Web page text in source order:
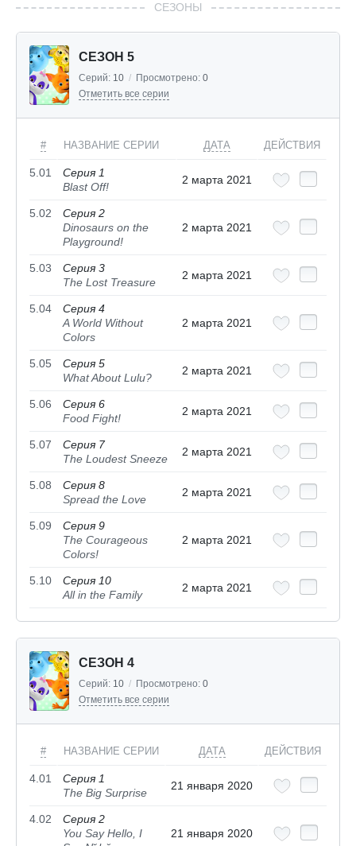
СЕЗОНЫ
СЕЗОН 5
Серий: 10 / Просмотрено: 0
Отметить все серии
# НАЗВАНИЕ СЕРИИ ДАТА ДЕЙСТВИЯ
5.01
Серия 1
Blast Off!
2 марта 2021
5.02
Серия 2
Dinosaurs on the
Playground!
2 марта 2021
5.03
Серия 3
The Lost Treasure
2 марта 2021
5.04
Серия 4
A World Without
Colors
2 марта 2021
5.05
Серия 5
What About Lulu?
2 марта 2021
5.06
Серия 6
Food Fight!
2 марта 2021
5.07
Серия 7
The Loudest Sneeze
2 марта 2021
5.08
Серия 8
Spread the Love
2 марта 2021
5.09
Серия 9
The Courageous
Colors!
2 марта 2021
5.10
Серия 10
All in the Family
2 марта 2021
СЕЗОН 4
Серий: 10 / Просмотрено: 0
Отметить все серии
# НАЗВАНИЕ СЕРИИ ДАТА ДЕЙСТВИЯ
4.01
Серия 1
The Big Surprise
21 января 2020
4.02
Серия 2
You Say Hello, I
21 января 2020